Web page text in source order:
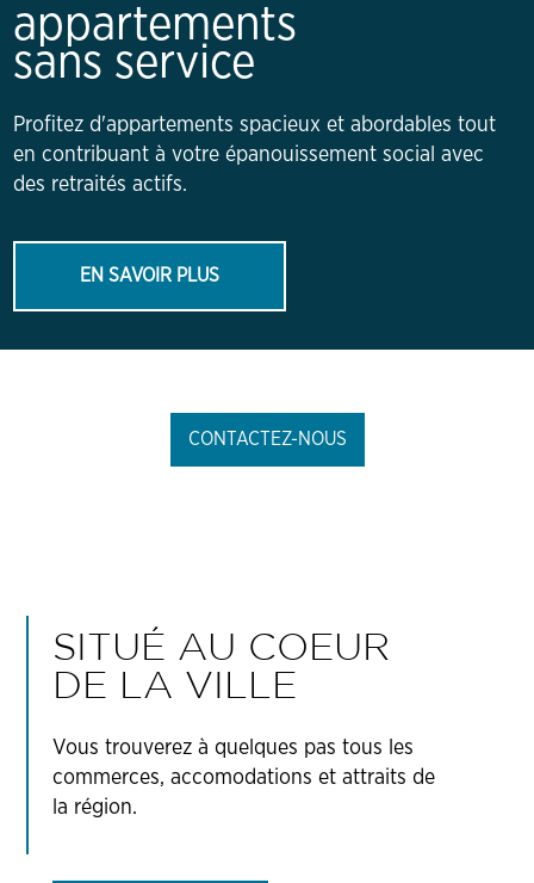
appartements
sans service
Profitez d'appartements spacieux et abordables tout
en contribuant à votre épanouissement social avec
des retraités actifs.
EN SAVOIR PLUS
CONTACTEZ-NOUS
SITUÉ AU COEUR
DE LA VILLE
Vous trouverez à quelques pas tous les
commerces, accomodations et attraits de
la région.